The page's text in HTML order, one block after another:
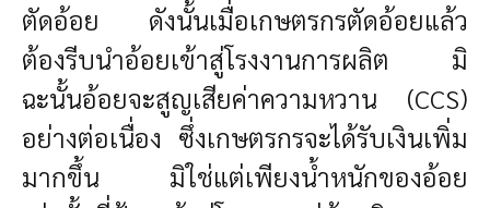
ตัดอ้อย ดังนั้นเมื่อเกษตรกรตัดอ้อยแล้ว
ต้องรีบนำอ้อยเข้าสู่โรงงานการผลิต มิ
ฉะนั้นอ้อยจะสูญเสียค่าความหวาน (CCS)
อย่างต่อเนื่อง ซึ่งเกษตรกรจะได้รับเงินเพิ่ม
มากขึ้น มิใช่แต่เพียงน้ำหนักของอ้อย